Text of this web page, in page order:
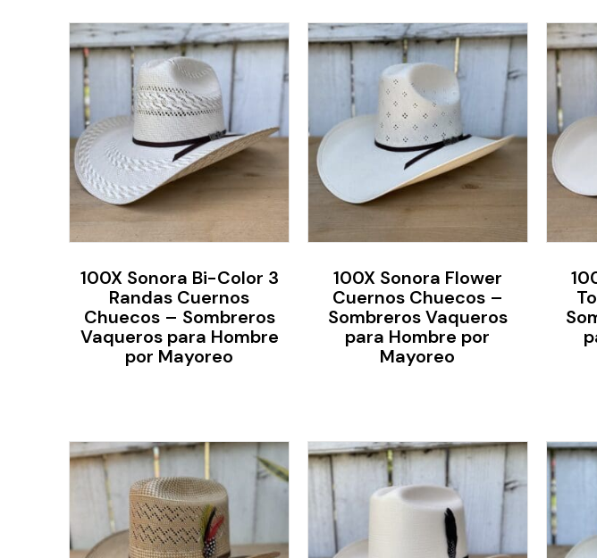
100X Sonora Bi-Color 3
Randas Cuernos
Chuecos – Sombreros
Vaqueros para Hombre
por Mayoreo
100X Sonora Flower
Cuernos Chuecos –
Sombreros Vaqueros
para Hombre por
Mayoreo